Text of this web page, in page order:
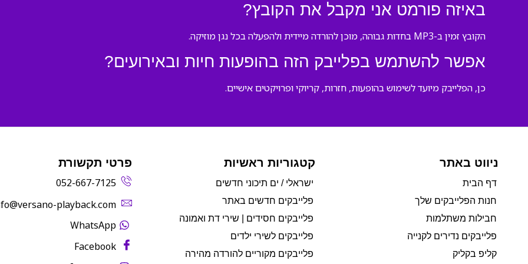
באיזה פורמט אני מקבל את הקובץ?
הקובץ זמין ב-MP3 בחדות גבוהה, מוכן להורדה מיידית ולהפעלה בכל נגן מוזיקה.
אפשר להשתמש בפלייבק הזה בהופעות חיות ובאירועים?
כן, הפלייבק מיועד לשימוש בהופעות, חזרות, קריוקי ופרויקטים אישיים.
ניווט באתר
דף הבית
חנות הפלייבקים שלך
חבילות משתלמות
פלייבקים נדירים לקנייה
קליפ בקליק
קטגוריות ראשיות
ישראלי / ים תיכוני חדשים
פלייבקים חדשים באתר
פלייבקים חסידים | שירי דת ואמונה
פלייבקים לשירי ילדים
פלייבקים מקוריים להורדה מהירה
פרטי תקשורת
052-667-7125
playback.com‬
WhatsApp
Facebook